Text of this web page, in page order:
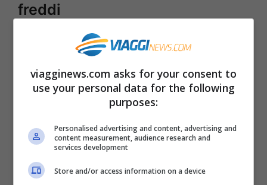
freddi
A partire da martedì 18 marzo, l’anticiclone
del deserto del Sahara verso l’Europa
occidentale e il bacino del Mediterraneo
determinando una decisa stabilizzazione
atmosferica.
viagginews.com asks for your consent to
use your personal data for the following
purposes:
Personalised advertising and content, advertising and
content measurement, audience research and
services development
Store and/or access information on a device